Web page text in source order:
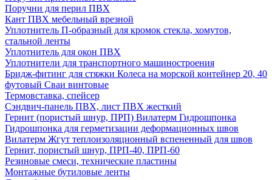
Поручни для перил ПВХ
Кант ПВХ мебельный врезной
Уплотнитель П-образный для кромок стекла, хомутов,
стальной ленты
Уплотнитель для окон ПВХ
Уплотнители для транспортного машиностроения
Бридж-фитинг для стяжки Колеса на морской контейнер 20, 40
футовый Сваи винтовые
Термовставка, спейсер
Сэндвич-панель ПВХ, лист ПВХ жесткий
Гернит (пористый шнур, ПРП) Вилатерм Гидрошпонка
Гидрошпонка для герметизации деформационных швов
Вилатерм Жгут теплоизоляционный вспененный для швов
Гернит, пористый шнур, ПРП-40, ПРП-60
Резиновые смеси, технические пластины
Монтажные бутиловые ленты